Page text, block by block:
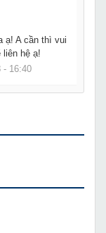
ạ! A cần thì vui
liên hệ ạ!
- 16:40